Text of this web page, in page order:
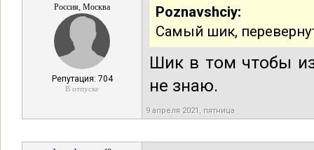
Россия, Москва
Репутация: 704
В отпуске
Poznavshciy:
Самый шик,
Шик в том чтобы
не знаю.
9 апреля 2021, пятница